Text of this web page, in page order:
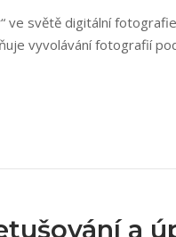
ve světě digitální
vyvolávání fotografií
a